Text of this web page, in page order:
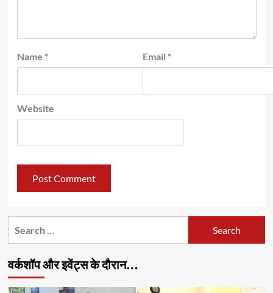
Name * Email *
Website
वर्कशॉप और इवेंट्स के दौरान…